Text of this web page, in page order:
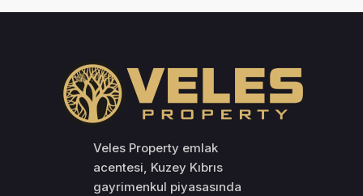
Veles Property emlak
acentesi, Kuzey Kıbrıs
gayrimenkul piyasasında